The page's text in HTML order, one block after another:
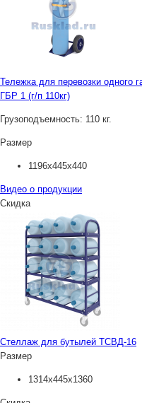
Тележка для перевозки одного
ГБР 1 (г/п 110кг)
Грузоподъемность: 110 кг.
Размер
1196х445х440
Видео о продукции
Скидка
Стеллаж для бутылей ТСВД-16
Размер
1314х445х1360